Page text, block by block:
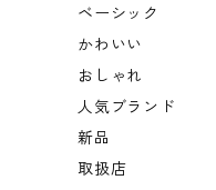
ベーシック
かわいい
おしゃれ
人気ブランド
新品
取扱店